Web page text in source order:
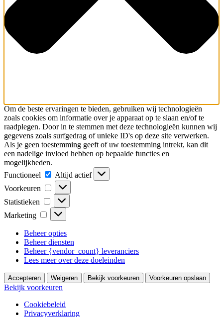
Om de beste ervaringen te bieden, gebruiken wij technologieën
zoals cookies om informatie over je apparaat op te slaan en/of te
raadplegen. Door in te stemmen met deze technologieën kunnen wij
gegevens zoals surfgedrag of unieke ID's op deze site verwerken.
Als je geen toestemming geeft of uw toestemming intrekt, kan dit
een nadelige invloed hebben op bepaalde functies en
mogelijkheden.
Functioneel
Functioneel
Altijd actief
Voorkeuren
Voorkeuren
Statistieken Statistieken
Marketing Marketing
Beheer opties
Beheer diensten
Beheer {vendor_count} leveranciers
Lees meer over deze doeleinden
Accepteren Weigeren Bekijk voorkeuren Voorkeuren opslaan
Bekijk voorkeuren
Cookiebeleid
Privacyverklaring